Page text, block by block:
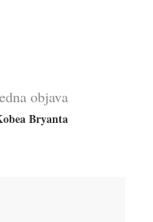
objava
Bryanta